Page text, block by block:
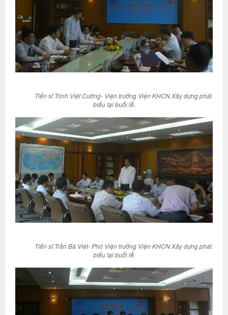
Tiến sĩ Trịnh Việt Cường- Viện trưởng Viện KHCN Xây dựng phát
biểu tại buổi lễ.
Tiến sĩ Trần Bá Việt- Phó Viện trưởng Viện KHCN Xây dựng phát
biểu tại buổi lễ.